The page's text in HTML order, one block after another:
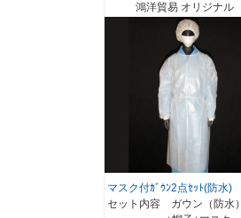
鴻洋貿易 オリジナル
マスク付ｶﾞｳﾝ2点ｾｯﾄ(防水)
セット内容 ガウン（防水）